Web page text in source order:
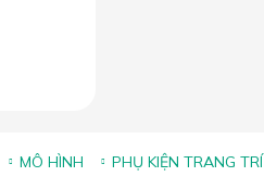
MÔ HÌNH PHỤ KIỆN TRANG TRÍ